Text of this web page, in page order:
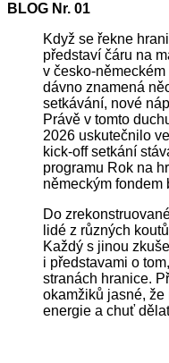
BLOG Nr. 01
Když se řekne
představí čáru na
v česko-
dávno znamená
setkávání, nové
Právě v tomto
2026 uskutečnilo
kick-off setkání
programu Rok na
německým fondem
Do
lidé z různých
Každý s jinou
i představami o
stranách hranice.
okamžiků jasné,
energie a chuť